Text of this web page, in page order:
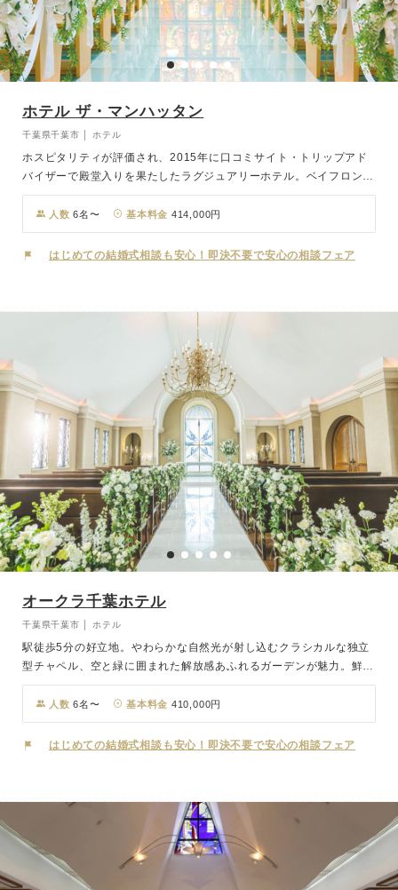
ホテル ザ・マンハッタン
千葉県千葉市 │ ホテル
ホスピタリティが評価され、2015年に口コミサイト・トリップアド
バイザーで殿堂入りを果たしたラグジュアリーホテル。ベイフロント
ながら、海浜幕張から徒歩4分と近いのも嬉しい。ヨーロッパで実際
に使われていたアンティークのステンドグラスが自慢のチャペルで、
優雅な結婚式をお楽しみください。
人数 6名〜 基本料金 414,000円
はじめての結婚式相談も安心！即決不要で安心の相談フェア
オークラ千葉ホテル
千葉県千葉市 │ ホテル
駅徒歩5分の好立地。やわらかな自然光が射し込むクラシカルな独立
型チャペル、空と緑に囲まれた解放感あふれるガーデンが魅力。鮮
度・安全・美味しさにこだわる料理は、和・洋・中。折衷と幅広いメ
ニューが好評。オークラの美食とホスピタリティで、「ゲストをおも
てなししたい」「家族に感謝を伝えたい」カップルに好評。館内はバ
リアフリーで、高齢者にもお子様にも安心してご利用いただけます。
人数 6名〜 基本料金 410,000円
はじめての結婚式相談も安心！即決不要で安心の相談フェア